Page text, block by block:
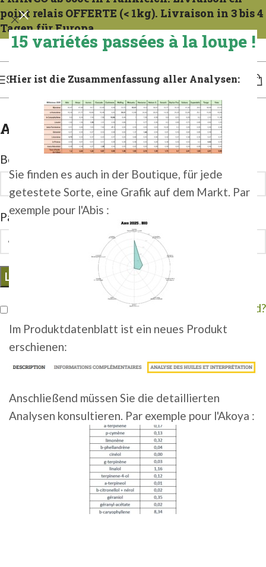
15 variétés passées à la loupe !
Hier ist die Zusammenfassung aller Analysen:
Sie finden es auch in der Boutique, für jede
getestete Sorte, eine Grafik auf dem Markt. Par
exemple pour l'Abis :
Im Produktdatenblatt ist ein neues Produkt
erschienen:
Anschließend müssen Sie die detaillierten
Analysen konsultieren. Par exemple pour l'Akoya :
point relais OFFERTE (< 1kg). Livraison in 3 bis 4
Tagen für Europa.
Expeditionen zu allen Mercredis. Gießen Sie das französische Gericht 1 bis 2 Tage
lang. Für 3 bis 4 Tage in Europa gießen.
SPEISEKARTE
Anmelden
Benutzername oder E-Mail-Adresse
Password *
LOG IN
Lost your password?